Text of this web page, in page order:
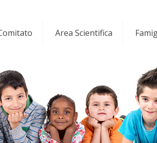
Area Scientifica